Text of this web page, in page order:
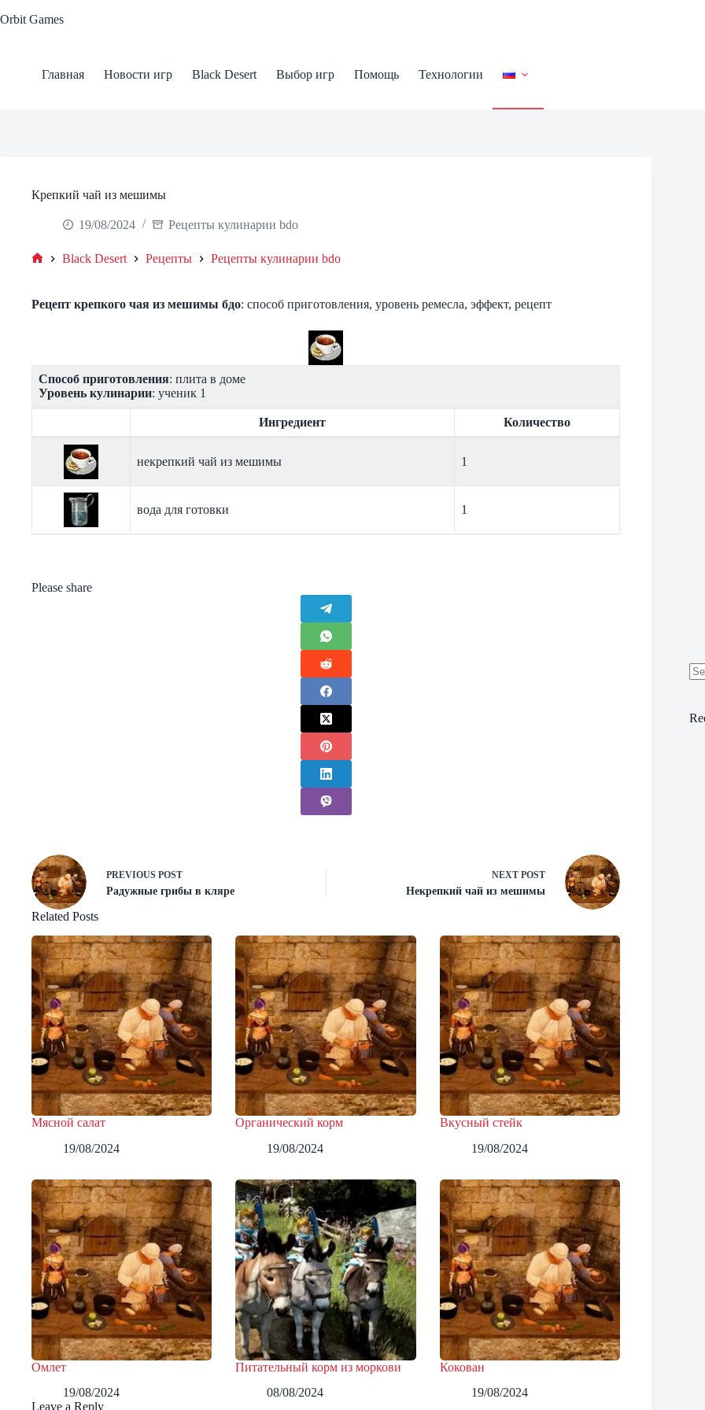
to
Orbit Games
Главная Новости игр Black Desert Выбор игр Помощь Технологии
Крепкий чай из мешимы
19/08/2024 Рецепты кулинарии bdo
Black Desert Рецепты Рецепты кулинарии bdo
Рецепт крепкого чая из мешимы бдо: способ приготовления, уровень ремесла, эффект, рецепт
Способ приготовления: плита в доме
Уровень кулинарии: ученик 1
Ингредиент Количество
некрепкий чай из мешимы 1
вода для готовки 1
Please share
PREVIOUS POST
Радужные грибы в кляре
NEXT POST
Некрепкий чай из мешимы
Related Posts
Мясной салат
19/08/2024
Органический корм
19/08/2024
Вкусный стейк
19/08/2024
Омлет
19/08/2024
Питательный корм из моркови
08/08/2024
Кокован
19/08/2024
Leave a Reply